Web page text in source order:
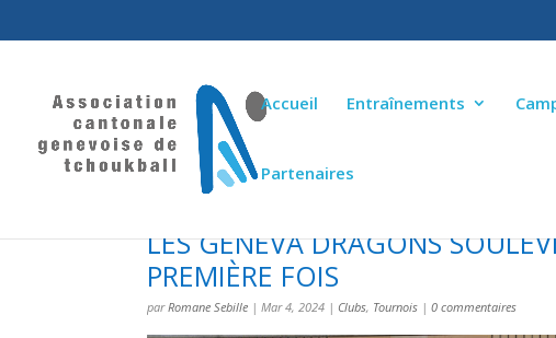
Accueil Entraînements
Partenaires
LES GENEVA DRAGONS
PREMIÈRE FOIS
parRomane Sebille |Mar 4, 2024 | Clubs, Tournois |0 commentaires